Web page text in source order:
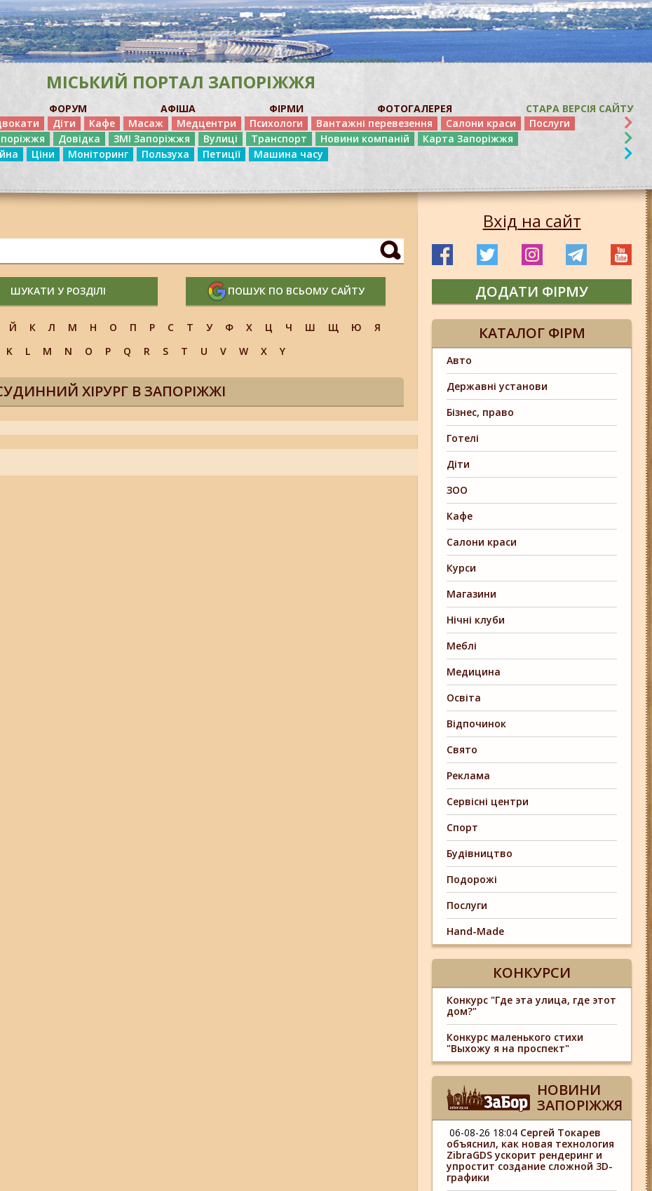
МІСЬКИЙ ПОРТАЛ ЗАПОРІЖЖЯ
ФОРУМ АФІША ФІРМИ ФОТОГАЛЕРЕЯ
СТАРА ВЕРСІЯ САЙТУ
Діти Кафе Масаж Медцентри Психологи Вантажні перевезення Салони краси
Послуги
Довідка ЗМІ Запоріжжя Вулиці Транспорт Новини компаній
Карта Запоріжжя
Ціни Моніторинг Пользуха Петиції Машина часу
ШУКАТИ У РОЗДІЛІ ПОШУК ПО ВСЬОМУ САЙТУ
Й К Л М Н О П Р С Т У Ф Х Ц Ч Ш Щ Ю
Я
K L M N O P Q R S T U V W X Y
ХІРУРГ В ЗАПОРІЖЖІ
Вхід на сайт
ДОДАТИ ФІРМУ
КАТАЛОГ ФІРМ
Авто
Державні установи
Бізнес, право
Готелі
Діти
ЗОО
Кафе
Салони краси
Курси
Магазини
Нічні клуби
Меблі
Медицина
Освіта
Відпочинок
Свято
Реклама
Сервісні центри
Спорт
Будівництво
Подорожі
Послуги
Hand-Made
КОНКУРСИ
Конкурс "Где эта улица, где этот
дом?"
Конкурс маленького стихи
"Выхожу я на проспект"
НОВИНИ
ЗАПОРІЖЖЯ
06-08-26 18:04 Сергей Токарев
объяснил, как новая технология
ZibraGDS ускорит рендеринг и
упростит создание сложной 3D-
графики